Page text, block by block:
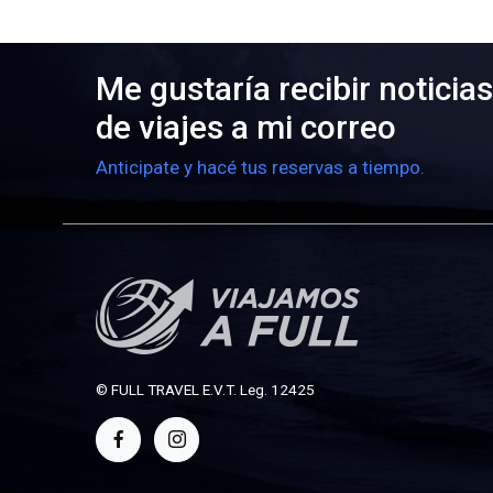
Me gustaría recibir noticias
de viajes a mi correo
Anticipate y hacé tus reservas a tiempo.
© FULL TRAVEL E.V.T. Leg. 12425